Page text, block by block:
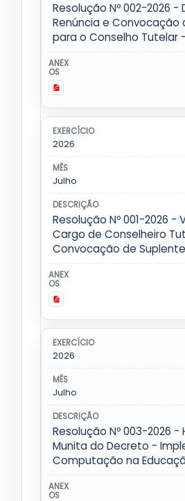
Resolução Nº 002-2026
Renúncia e Convocação
para o Conselho Tutelar
2026
Julho
Resolução Nº 001-2026 -
Cargo de Conselheiro
Convocação de
2026
Julho
Resolução Nº 003-2026
Munita do Decreto -
Computação na